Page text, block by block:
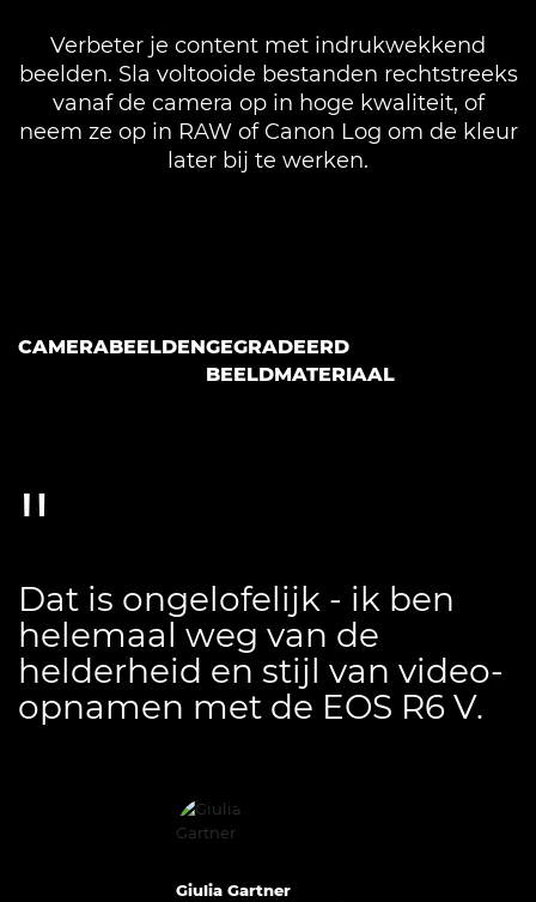
Verbeter je content met indrukwekkend
beelden. Sla voltooide bestanden rechtstreeks
vanaf de camera op in hoge kwaliteit, of
neem ze op in RAW of Canon Log om de kleur
later bij te werken.
CAMERABEELDENGEGRADEERD
BEELDMATERIAAL
Giulia Gartner
Dat is ongelofelijk - ik ben
helemaal weg van de
helderheid en stijl van video-
opnamen met de EOS R6 V.